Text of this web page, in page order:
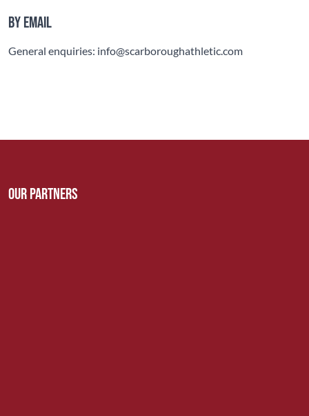
By email
General enquiries: info@scarboroughathletic.com
Our Partners